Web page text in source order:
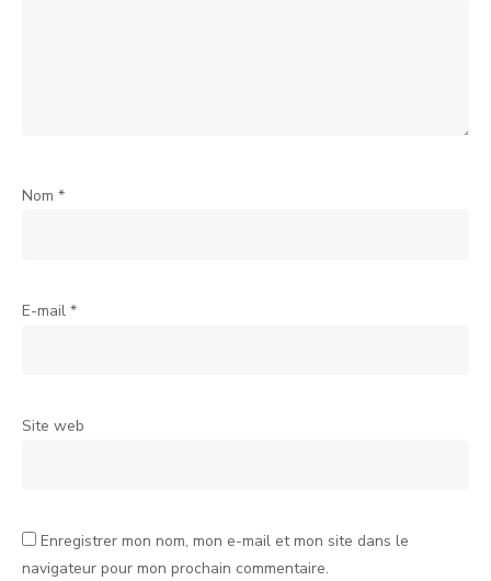
Nom *
E-mail *
Site web
Enregistrer mon nom, mon e-mail et mon site dans le
navigateur pour mon prochain commentaire.